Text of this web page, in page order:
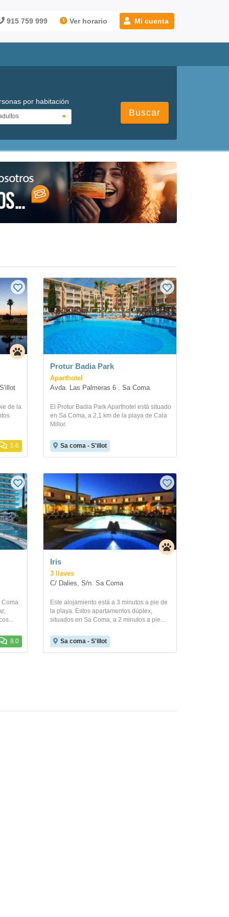
915 759 999 Ver horario Mi cuenta
por habitación
Buscar
de la
5.6
Protur Badia Park
Aparthotel
Avda. Las Palmeras 6 . Sa Coma
El Protur Badia Park Aparthotel está situado
en Sa Coma, a 2,1 km de la playa de Cala
Millor.
Sa coma - S'illot
Coma
8.0
Iris
3 llaves
C/ Dalies, S/n. Sa Coma
Este alojamiento está a 3 minutos a pie de
la playa. Estos apartamentos dúplex,
situados en Sa Coma, a 2 minutos a pie...
Sa coma - S'illot